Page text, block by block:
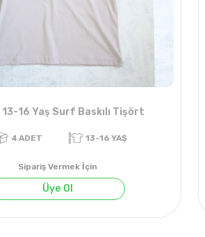
13-16 Yaş Surf Baskılı Tişört
Sipariş Vermek İçin
Üye Ol